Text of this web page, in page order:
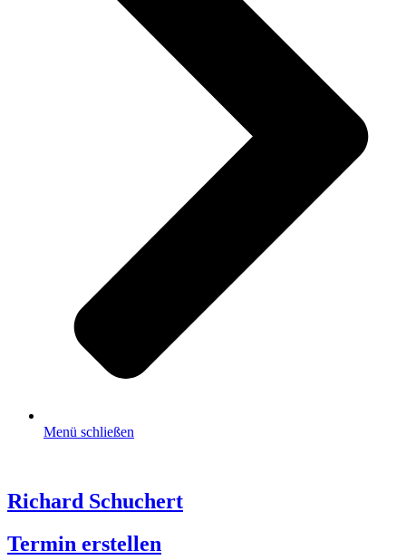
Menü schließen
Richard Schuchert
Termin erstellen